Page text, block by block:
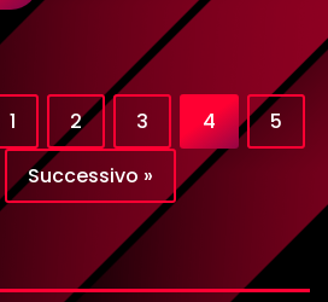
1 2 3 4
5
Successivo »